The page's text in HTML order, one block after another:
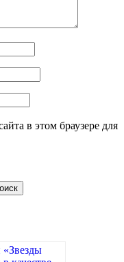
в этом браузере для